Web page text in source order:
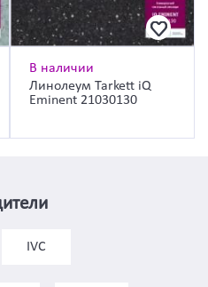
В наличии
Линолеум Tarkett iQ
Eminent 21030130
IVC